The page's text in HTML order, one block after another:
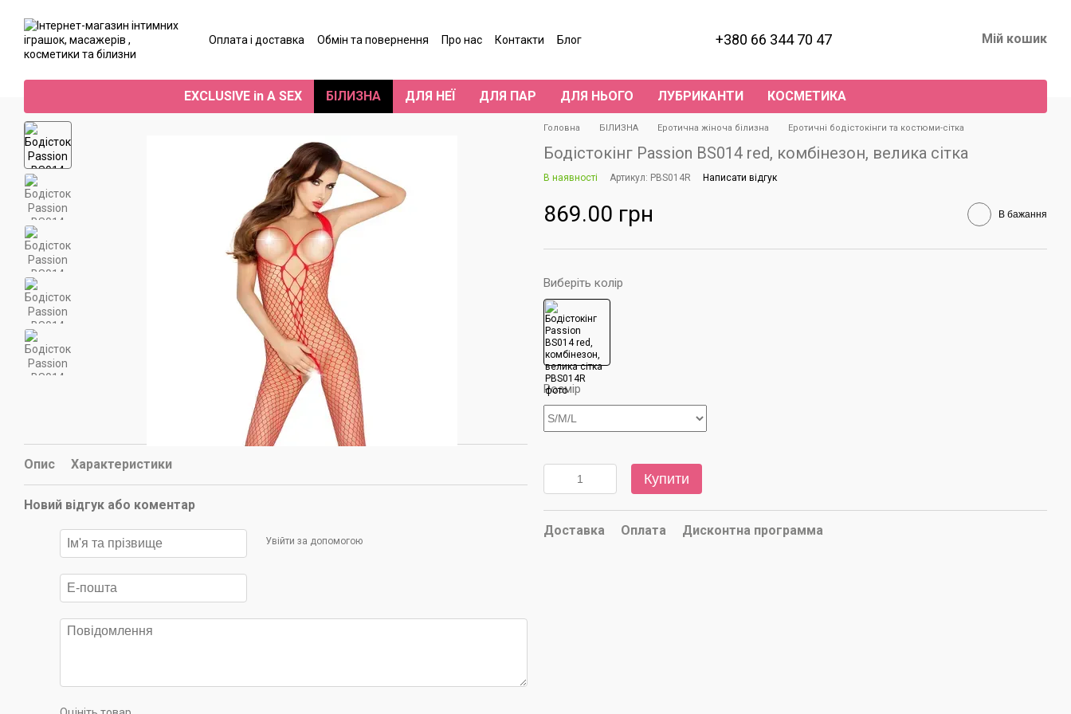
Оплата і доставка Обмін та повернення Про нас Контакти
Блог
+380 66 344 70 47 Мій кошик
EXCLUSIVE in A SEX БІЛИЗНА ДЛЯ НЕЇ ДЛЯ ПАР ДЛЯ НЬОГО ЛУБРИКАНТИ КОСМЕТИКА
Опис Характеристики
Новий відгук або коментар
Увійти за допомогою
Головна БІЛИЗНА Еротична жіноча білизна Еротичні бодістокінги та костюми-сітка
Бодістокінг Passion BS014 red, комбінезон, велика сітка
В наявності Артикул: PBS014R Написати відгук
869.00 грн В бажання
Виберіть колір
Розмір
Купити
Доставка Оплата Дисконтна программа